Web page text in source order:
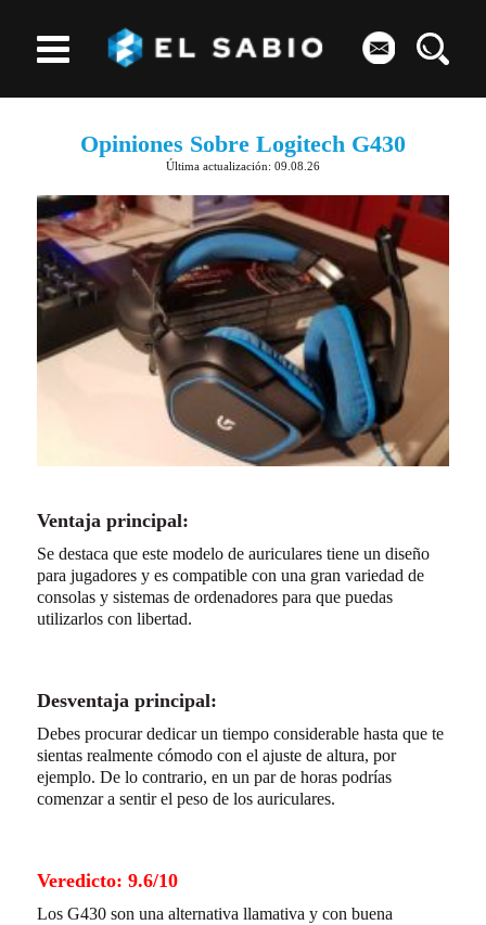
Opiniones Sobre Logitech G430
Última actualización: 09.08.26
Ventaja principal:
Se destaca que este modelo de auriculares tiene un diseño
para jugadores y es compatible con una gran variedad de
consolas y sistemas de ordenadores para que puedas
utilizarlos con libertad.
Desventaja principal:
Debes procurar dedicar un tiempo considerable hasta que te
sientas realmente cómodo con el ajuste de altura, por
ejemplo. De lo contrario, en un par de horas podrías
comenzar a sentir el peso de los auriculares.
Veredicto: 9.6/10
Los G430 son una alternativa llamativa y con buena